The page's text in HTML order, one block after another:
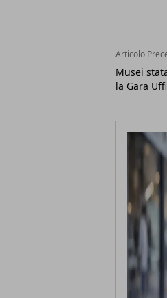
Articolo
Musei
la Gara